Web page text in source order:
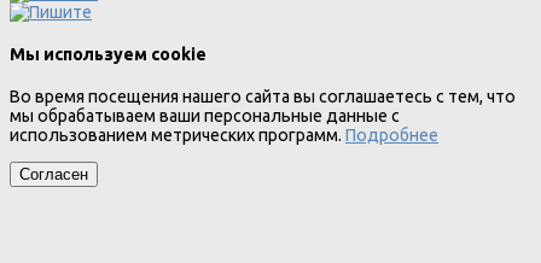
Мы используем cookie
Во время посещения нашего сайта вы соглашаетесь с тем, что
мы обрабатываем ваши персональные данные с
использованием метрических программ. Подробнее
Согласен